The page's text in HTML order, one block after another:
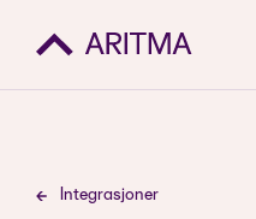
Integrasjoner